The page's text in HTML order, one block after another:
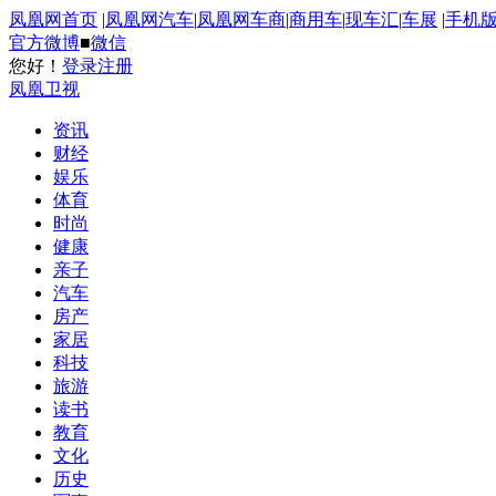
凤凰网首页 |凤凰网汽车|凤凰网车商|商用车|现车汇|车展 |手机版
官方微博■微信
您好！ 登录注册
凤凰卫视
资讯
财经
娱乐
体育
时尚
健康
亲子
汽车
房产
家居
科技
旅游
读书
教育
文化
历史